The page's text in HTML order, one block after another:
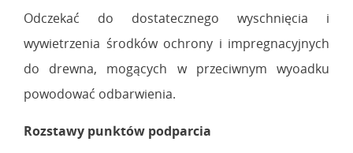
Odczekać do dostatecznego wyschnięcia i
wywietrzenia środków ochrony i impregnacyjnych
do drewna, mogących w przeciwnym wyoadku
powodować odbarwienia.
Rozstawy punktów podparcia